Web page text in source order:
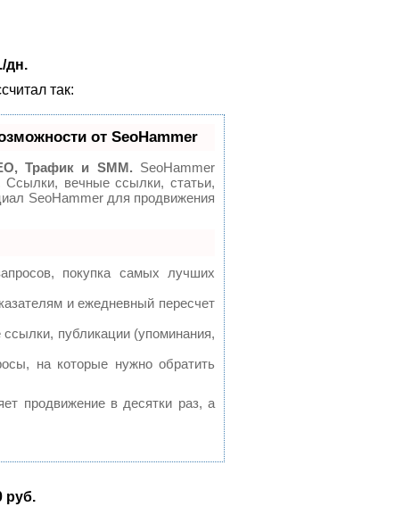
дн.
так:
от SeoHammer
Трафик и SMM. SeoHammer
Ссылки, вечные ссылки, статьи,
SeoHammer для продвижения
покупка самых лучших
и ежедневный пересчет
публикации (упоминания,
на которые нужно обратить
продвижение в десятки раз, а
руб.